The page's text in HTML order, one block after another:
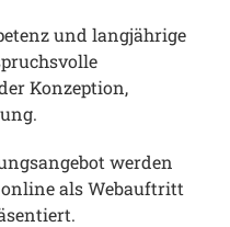
und langjährige
Konzeption,
werden
als Webauftritt